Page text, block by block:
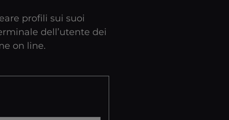
profili sui suoi
dell’utente dei
on line.